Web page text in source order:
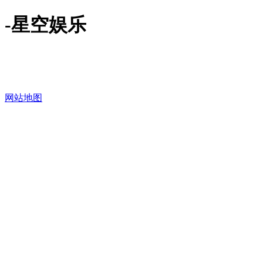
-星空娱乐
网站地图